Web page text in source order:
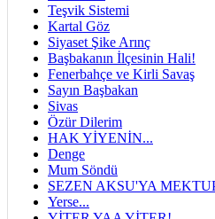
Teşvik Sistemi
Kartal Göz
Siyaset Şike Arınç
Başbakanın İlçesinin Hali!
Fenerbahçe ve Kirli Savaş
Sayın Başbakan
Sivas
Özür Dilerim
HAK YİYENİN...
Denge
Mum Söndü
SEZEN AKSU'YA
Yerse...